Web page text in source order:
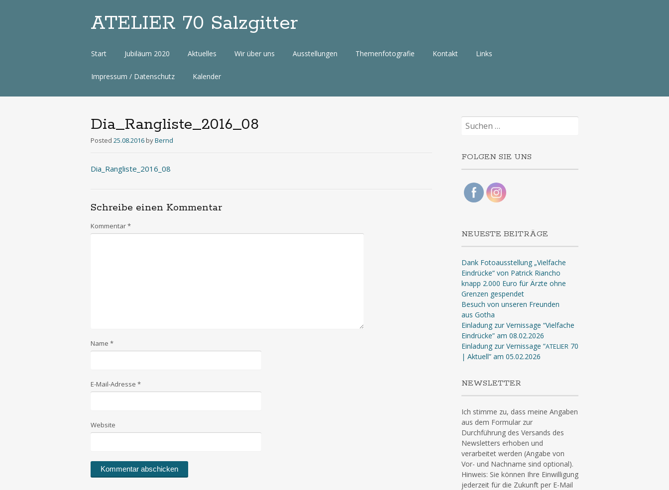
ATELIER 70 Salzgitter
Zum
Start Jubiläum 2020 Aktuelles Wir über uns Ausstellungen Themenfotografie Kontakt Links
Impressum / Datenschutz Kalender
Dia_Rangliste_2016_08
Posted 25.08.2016 byBernd
Dia_Rangliste_2016_08
Schreibe einen Kommentar
Kommentar*
Name *
E-Mail-Adresse *
Website
Suchen
nach:
FOLGEN SIE UNS
NEUESTE BEITRÄGE
Dank Fotoausstellung „Vielfache
Eindrücke“ von Patrick Riancho
knapp 2.000 Euro für Ärzte ohne
Grenzen gespendet
Besuch von unseren Freunden
aus Gotha
Einladung zur Vernissage “Vielfache
Eindrücke” am 08.02.2026
Einladung zur Vernissage “ATELIER70
| Aktuell” am 05.02.2026
NEWSLETTER
Ich stimme zu, dass meine Angaben
aus dem Formular zur
Durchführung des Versands des
Newsletters erhoben und
verarbeitet werden (Angabe von
Vor- und Nachname sind optional).
Hinweis: Sie können Ihre Einwilligung
jederzeit für die Zukunft per E-Mail